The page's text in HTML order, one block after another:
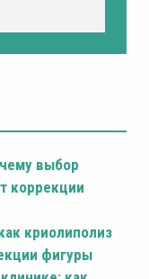
выбор
коррекции
криолиполиз
фигуры